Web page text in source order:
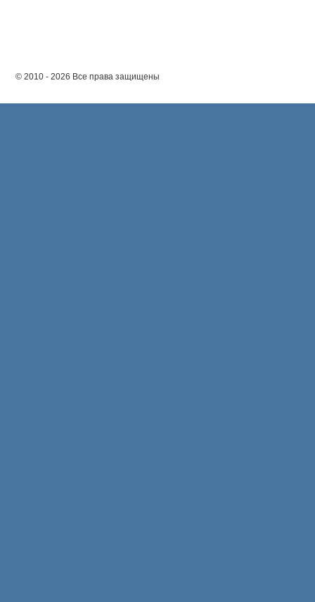
© 2010 - 2026 Все права защищены